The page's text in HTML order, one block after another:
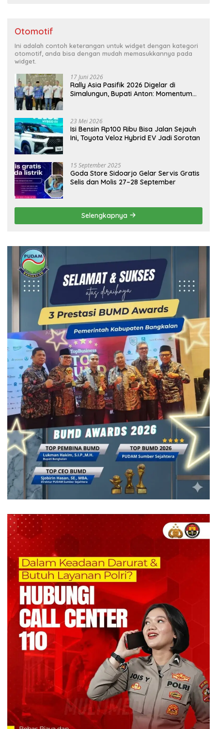
Otomotif
Ini adalah contoh keterangan untuk widget dengan kategori
otomotif, anda bisa dengan mudah memasukkannya pada
widget.
17 Juni 2026
Rally Asia Pasifik 2026 Digelar di
Simalungun, Bupati Anton: Momentum
23 Mei 2026
Isi Bensin Rp100 Ribu Bisa Jalan Sejauh
Ini, Toyota Veloz Hybrid EV Jadi Sorotan
15 September 2025
Goda Store Sidoarjo Gelar Servis Gratis
Selis dan Molis 27–28 September
Selengkapnya